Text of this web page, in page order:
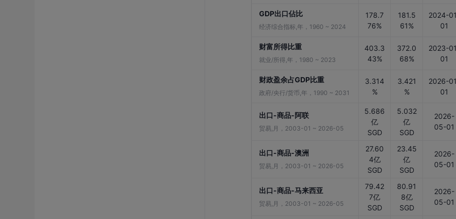
GDP出口佔比
经济综合指标,年，1960 ~ 2024
178.7
76%
181.5
61%
2024-
01
财富所得比重
就业/所得,年，1980 ~ 2023
403.3
43%
372.0
68%
2023-
01
财政盈余占GDP比重
政府/央行/货币,年，1990 ~ 2031
3.314
%
3.421
%
2026-
01
出口-商品-阿联
贸易,月，2003-01 ~ 2026-05
5.686
亿
SGD
5.032
亿
SGD
2026-
05-01
出口-商品-澳洲
贸易,月，2003-01 ~ 2026-05
27.60
4亿
SGD
23.45
亿
SGD
2026-
05-01
出口-商品-马来西亚
贸易,月，2003-01 ~ 2026-05
79.42
7亿
SGD
80.91
8亿
SGD
2026-
05-01